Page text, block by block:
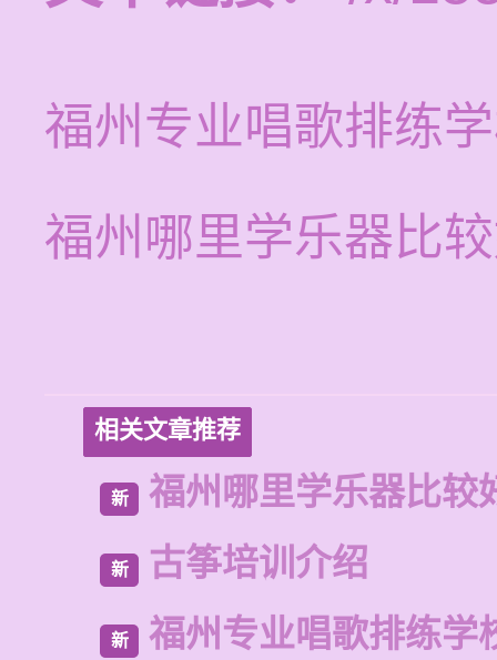
福州专业唱歌排练
福州哪里学乐器比
相关文章推荐
新 福州哪里学乐器比较
新 古筝培训介绍
新 福州专业唱歌排练学